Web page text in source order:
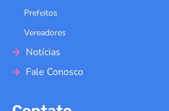
Prefeitos
Vereadores
Notícias
Fale Conosco